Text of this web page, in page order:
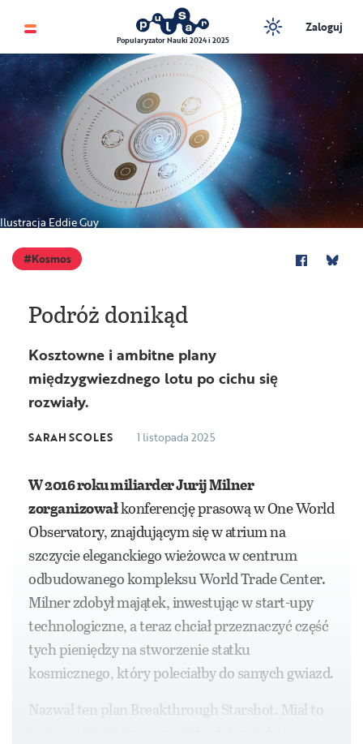
Popularyzator Nauki 2024 i 2025
Zaloguj
Ilustracja Eddie Guy
Kosmos
Podróż donikąd
Kosztowne i ambitne plany
międzygwiezdnego lotu po cichu się
rozwiały.
SARAH SCOLES 1 listopada 2025
W 2016 roku miliarder Jurij Milner
zorganizowałkonferencję prasową w One World
Observatory, znajdującym się w atrium na
szczycie eleganckiego wieżowca w centrum
odbudowanego kompleksu World Trade Center.
Milner zdobył majątek, inwestując w start-upy
technologiczne, a teraz chciał przeznaczyć część
tych pieniędzy na stworzenie statku
kosmicznego, który poleciałby do samych gwiazd.
Nazwał ten plan Breakthrough Starshot. Miał to